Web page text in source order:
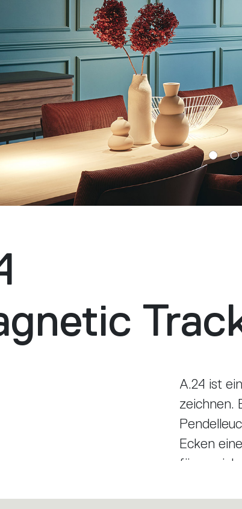
A.24 ist
zeichnen.
Ecken
fügen
nicht nur